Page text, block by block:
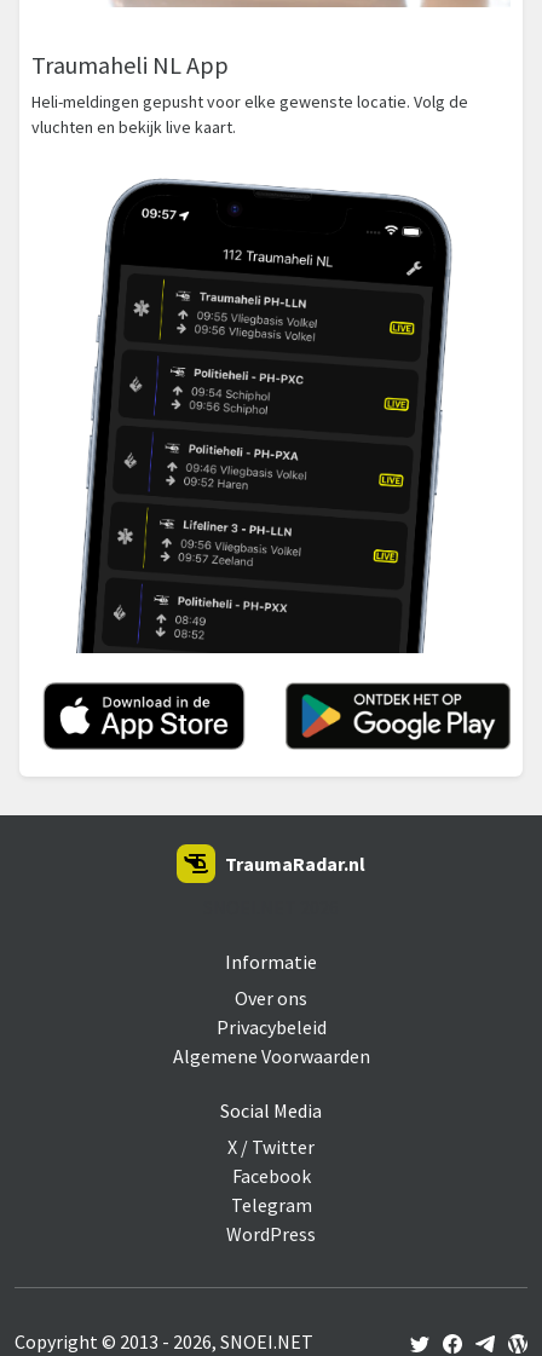
Traumaheli NL App
Heli-meldingen gepusht voor elke gewenste locatie. Volg de
vluchten en bekijk live kaart.
Informatie
Over ons
Privacybeleid
Algemene Voorwaarden
Social Media
X / Twitter
Facebook
Telegram
WordPress
TraumaRadar.nl
Copyright © 2013 - 2026, SNOEI.NET